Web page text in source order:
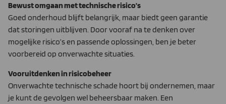
Bewust omgaan met technische risico’s
Goed onderhoud blijft belangrijk, maar biedt geen garantie
dat storingen uitblijven. Door vooraf na te denken over
mogelijke risico’s en passende oplossingen, ben je beter
voorbereid op onverwachte situaties.
Vooruitdenken in risicobeheer
Onverwachte technische schade hoort bij ondernemen, maar
je kunt de gevolgen wel beheersbaar maken. Een